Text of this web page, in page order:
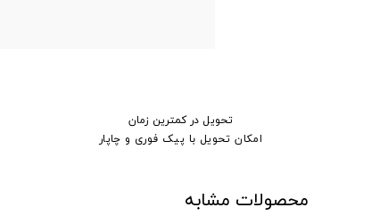
تحویل در کمترین زمان
امکان تحویل با پیک فوری و چاپار
محصولات مشابه